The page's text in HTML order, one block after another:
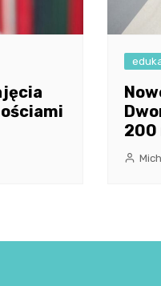
200